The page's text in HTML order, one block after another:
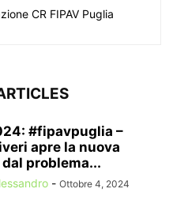
CR FIPAV Puglia
#fipavpuglia –
apre la nuova
problema...
- Ottobre 4, 2024